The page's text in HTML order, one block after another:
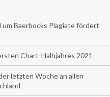
Baerbocks Plagiate fördert
Chart-Halbjahres 2021
letzten Woche an allen